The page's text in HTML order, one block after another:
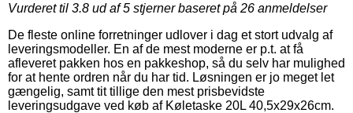
Vurderet til 3.8 ud af 5 stjerner baseret på 26 anmeldelser
De fleste online forretninger udlover i dag et stort udvalg af
leveringsmodeller. En af de mest moderne er p.t. at få
afleveret pakken hos en pakkeshop, så du selv har mulighed
for at hente ordren når du har tid. Løsningen er jo meget let
gængelig, samt tit tillige den mest prisbevidste
leveringsudgave ved køb af Køletaske 20L 40,5x29x26cm.